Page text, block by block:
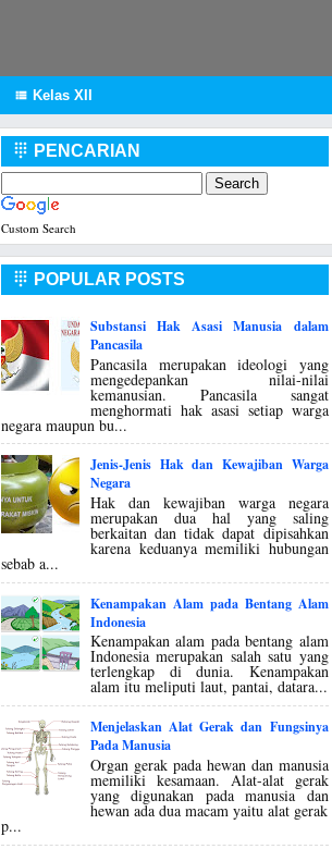
 Kelas XII
 PENCARIAN
Custom Search
 POPULAR POSTS
Substansi Hak Asasi Manusia dalam
Pancasila
Pancasila merupakan ideologi yang
mengedepankan nilai-nilai
kemanusian. Pancasila sangat
menghormati hak asasi setiap warga
negara maupun bu...
Jenis-Jenis Hak dan Kewajiban Warga
Negara
Hak dan kewajiban warga negara
merupakan dua hal yang saling
berkaitan dan tidak dapat dipisahkan
karena keduanya memiliki hubungan
sebab a...
Kenampakan Alam pada Bentang Alam
Indonesia
Kenampakan alam pada bentang alam
Indonesia merupakan salah satu yang
terlengkap di dunia. Kenampakan
alam itu meliputi laut, pantai, datara...
Menjelaskan Alat Gerak dan Fungsinya
Pada Manusia
Organ gerak pada hewan dan manusia
memiliki kesamaan. Alat-alat gerak
yang digunakan pada manusia dan
hewan ada dua macam yaitu alat gerak
p...